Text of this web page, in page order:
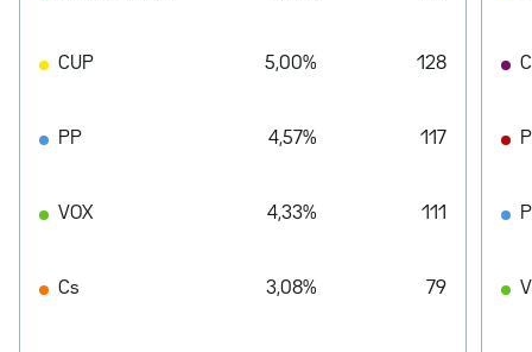
CUP 5,00% 128
PP 4,57% 117
VOX 4,33% 111
Cs 3,08% 79